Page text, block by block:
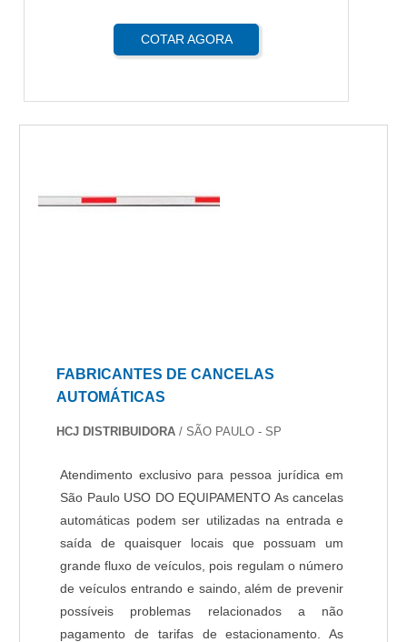
COTAR AGORA
FABRICANTES DE CANCELAS
AUTOMÁTICAS
HCJ DISTRIBUIDORA/ SÃO PAULO - SP
Atendimento exclusivo para pessoa jurídica em
São Paulo USO DO EQUIPAMENTO As cancelas
automáticas podem ser utilizadas na entrada e
saída de quaisquer locais que possuam um
grande fluxo de veículos, pois regulam o número
de veículos entrando e saindo, além de prevenir
possíveis problemas relacionados a não
pagamento de tarifas de estacionamento. As